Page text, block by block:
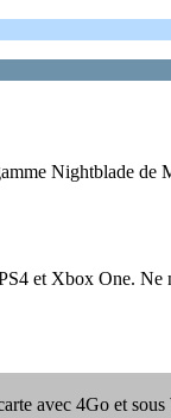
Nightblade
et Xbox One.
avec 4Go et